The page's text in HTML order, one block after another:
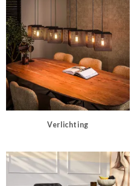
Verlichting